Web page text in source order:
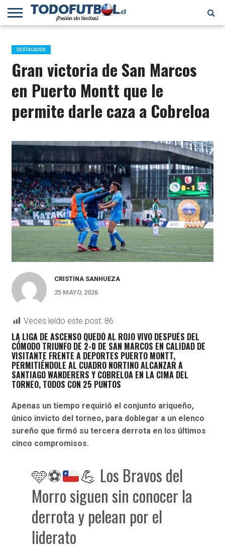
PRIMERA
B
SELECCIÓN
CHILENA
CHILENOS
EN EL
MUNDO
FÚTBOL
INTERNACIONAL
DESTACADOS
Gran victoria de San Marcos
en Puerto Montt que le
permite darle caza a Cobreloa
CRISTINA SANHUEZA
25 MAYO, 2026
Veces leído este post: 86
LA LIGA DE ASCENSO QUEDÓ AL ROJO VIVO DESPUÉS DEL
CÓMODO TRIUNFO DE 2-0 DE SAN MARCOS EN CALIDAD DE
VISITANTE FRENTE A DEPORTES PUERTO MONTT,
PERMITIÉNDOLE AL CUADRO NORTINO ALCANZAR A
SANTIAGO WANDERERS Y COBRELOA EN LA CIMA DEL
TORNEO, TODOS CON 25 PUNTOS
Apenas un tiempo requirió el conjunto ariqueño,
único invicto del torneo, para doblegar a un elenco
sureño que firmó su tercera derrota en los últimos
cinco compromisos.
🩵⚽ 💪 Los Bravos del
Morro siguen sin conocer la
derrota y pelean por el
liderato